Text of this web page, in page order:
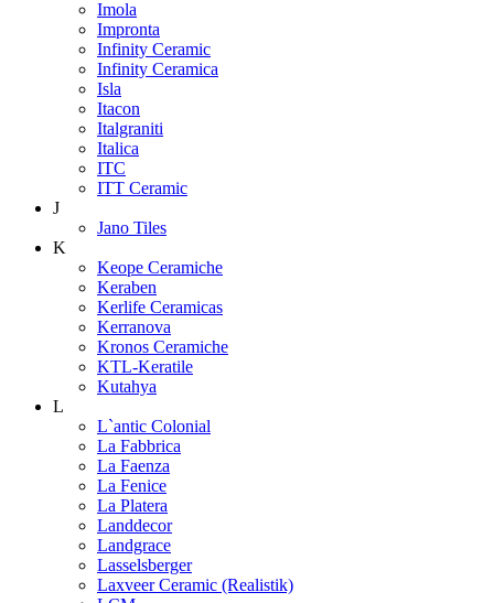
Imola
Impronta
Infinity Ceramic
Infinity Ceramica
Isla
Itacon
Italgraniti
Italica
ITC
ITT Ceramic
J
Jano Tiles
K
Keope Ceramiche
Keraben
Kerlife Ceramicas
Kerranova
Kronos Ceramiche
KTL-Keratile
Kutahya
L
L`antic Colonial
La Fabbrica
La Faenza
La Fenice
La Platera
Landdecor
Landgrace
Lasselsberger
Laxveer Ceramic (Realistik)